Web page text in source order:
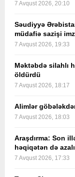
7 Avqust 2026, 20:10
Səudiyyə
müdafiə sazişi
7 Avqust 2026, 19:33
Məktəbdə silahlı
öldürdü
7 Avqust 2026, 18:17
Alimlər
7 Avqust 2026, 18:03
Araşdırma: Son
həqiqətən də
7 Avqust 2026, 17:33